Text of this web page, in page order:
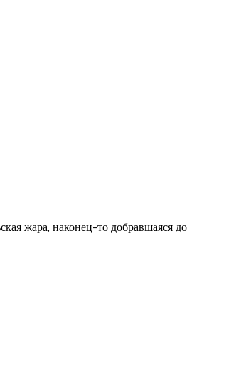
жара, наконец-то добравшаяся до